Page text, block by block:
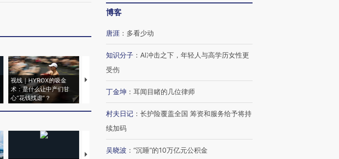
视线｜HYROX的吸金
术：是什么让中产们甘
心“花钱找虐”？
马航飞行员跨国走私7万
粒摇头丸 尿检体内含3种
视线｜被称为“蟑螂”的印
度Z世代 用街头抗争将教
视线｜“入侵”还是“人道危
【推广】走进第四届链博
博客
唐涯 ： 多看少动
知识分子 ： AI冲击之下，年轻人与高学历女性更
受伤
丁金坤 ： 耳闻目睹的几位律师
村夫日记 ： 长护险覆盖全国 筹资和服务给予将持
续加码
吴晓波 ： “沉睡”的10万亿元公积金